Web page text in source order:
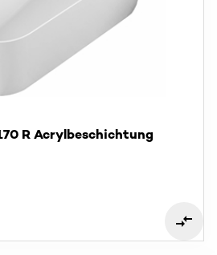
R Acrylbeschichtung